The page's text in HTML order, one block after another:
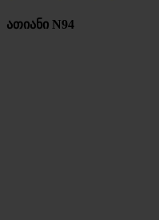
ათიანი N94